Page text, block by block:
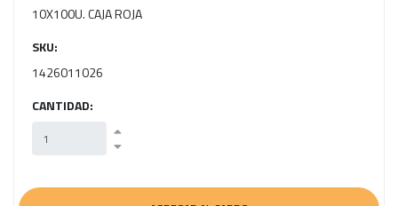
10X100U. CAJA ROJA
SKU:
1426011026
CANTIDAD: